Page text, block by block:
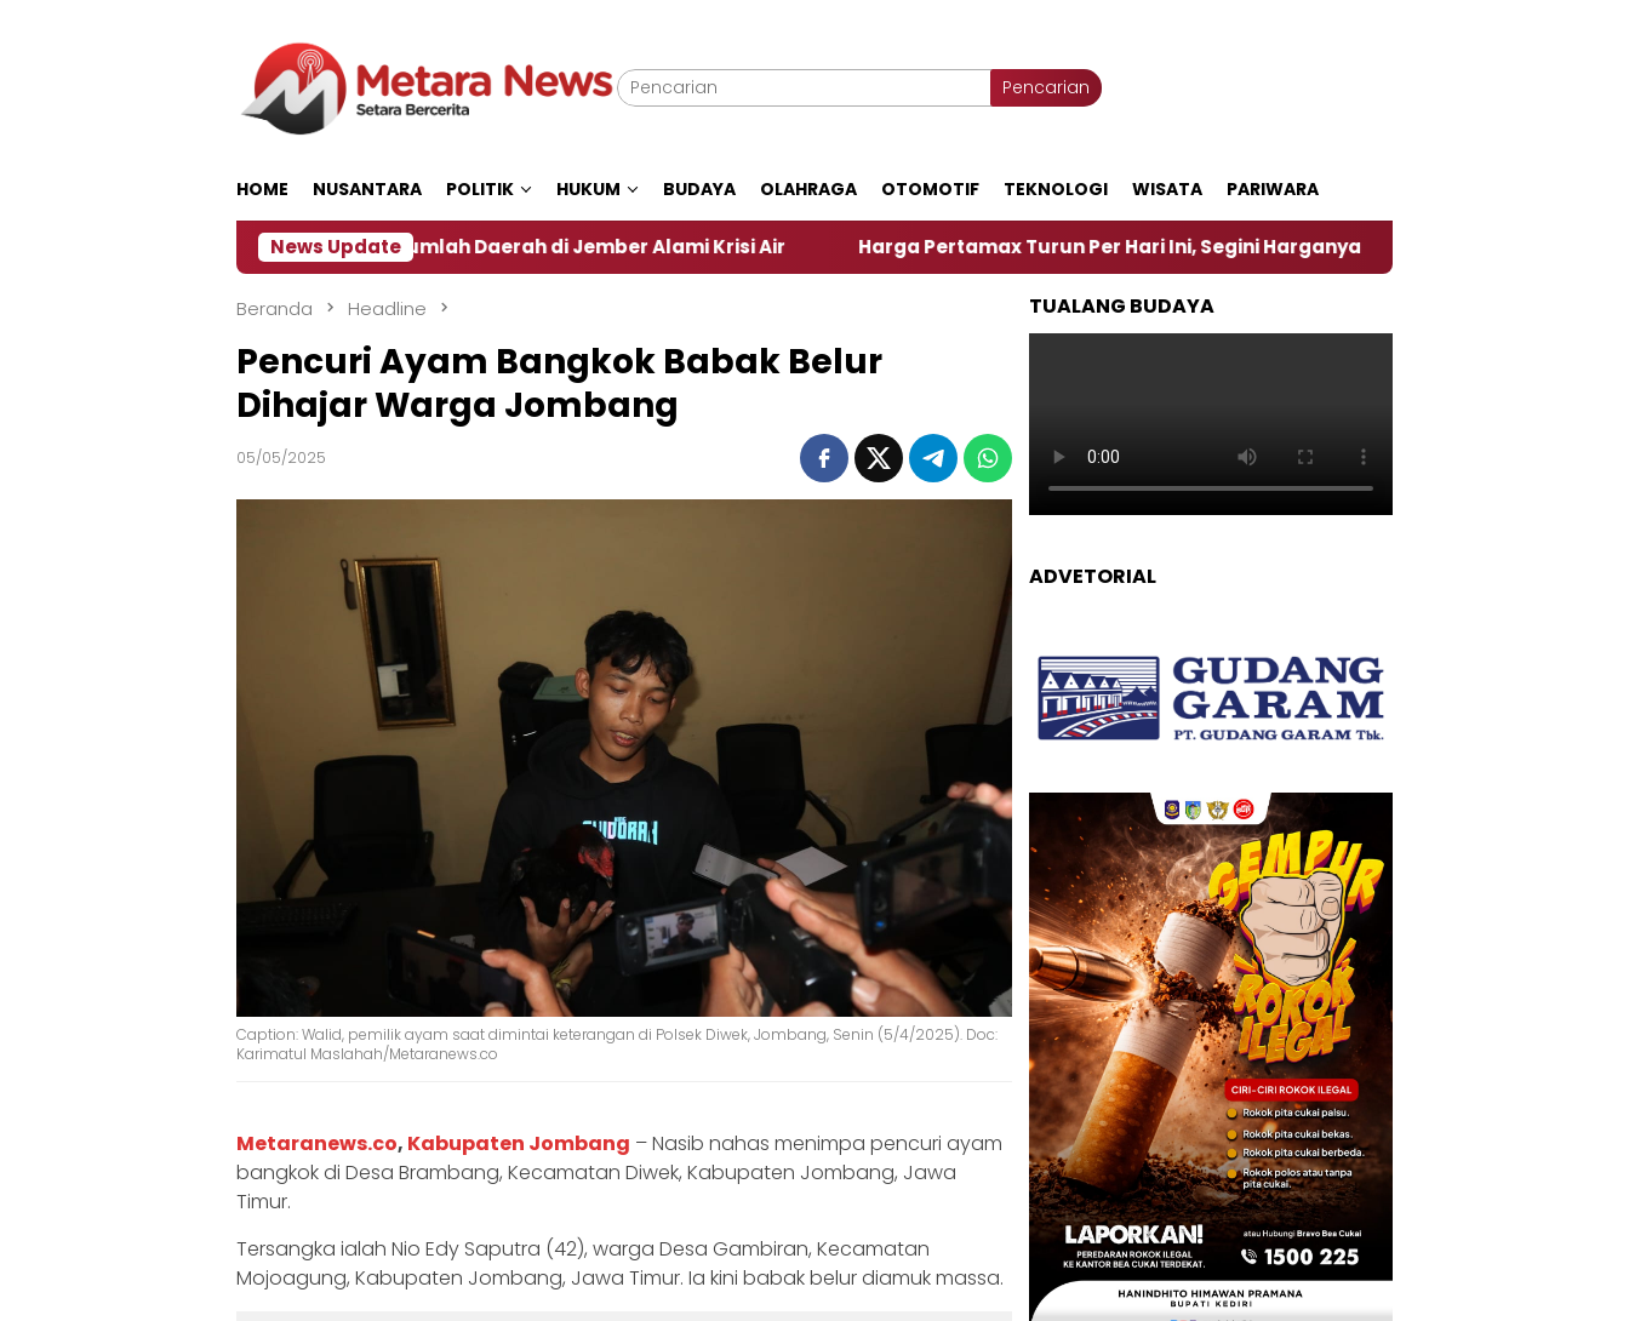
Pencarian
HOME NUSANTARA POLITIK HUKUM BUDAYA OLAHRAGA OTOMOTIF TEKNOLOGI WISATA PARIWARA
News Update
Dampak El Nino, Sejumlah Daerah di Jember Alami Krisi Air Harga Pertamax Turun Per Hari Ini, Segini Harganya ‎Nasirun Maestro Lukis Pemadu
Beranda Headline
Pencuri Ayam Bangkok Babak Belur
Dihajar Warga Jombang
05/05/2025
Caption: Walid, pemilik ayam saat dimintai keterangan di Polsek Diwek, Jombang, Senin (5/4/2025). Doc:
Karimatul Maslahah/Metaranews.co
Metaranews.co, Kabupaten Jombang – Nasib nahas menimpa pencuri ayam
bangkok di Desa Brambang, Kecamatan Diwek, Kabupaten Jombang, Jawa
Timur.
Tersangka ialah Nio Edy Saputra (42), warga Desa Gambiran, Kecamatan
Mojoagung, Kabupaten Jombang, Jawa Timur. Ia kini babak belur diamuk massa.
TUALANG BUDAYA
ADVETORIAL